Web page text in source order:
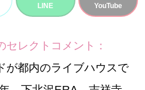
LINE YouTube
セレクトコメント：
が都内のライブハウスで